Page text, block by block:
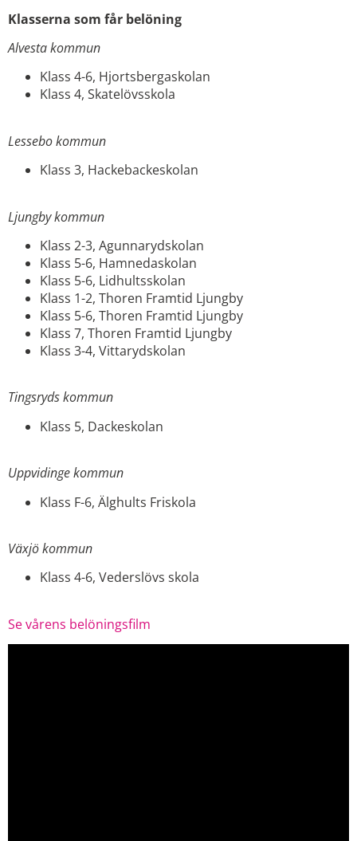
Klasserna som får belöning
Alvesta kommun
Klass 4-6, Hjortsbergaskolan
Klass 4, Skatelövsskola
Lessebo kommun
Klass 3, Hackebackeskolan
Ljungby kommun
Klass 2-3, Agunnarydskolan
Klass 5-6, Hamnedaskolan
Klass 5-6, Lidhultsskolan
Klass 1-2, Thoren Framtid Ljungby
Klass 5-6, Thoren Framtid Ljungby
Klass 7, Thoren Framtid Ljungby
Klass 3-4, Vittarydskolan
Tingsryds kommun
Klass 5, Dackeskolan
Uppvidinge kommun
Klass F-6, Älghults Friskola
Växjö kommun
Klass 4-6, Vederslövs skola
Se vårens belöningsfilm